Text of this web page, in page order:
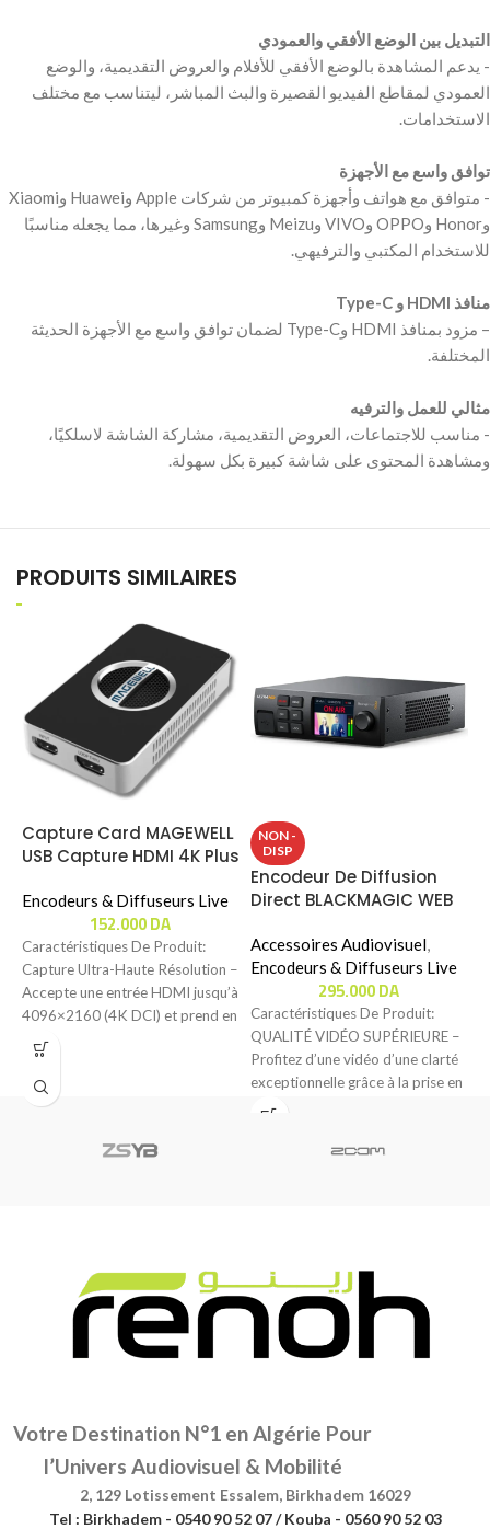
‫التبديل بين الوضع الأفقي والعمودي
‫- يدعم المشاهدة بالوضع الأفقي للأفلام والعروض التقديمية، والوضع
العمودي لمقاطع الفيديو القصيرة والبث المباشر، ليتناسب مع مختلف
‫توافق واسع مع الأجهزة
‫- متوافق مع هواتف وأجهزة كمبيوتر من شركات Apple وHuawei وXiaomi
وHonor وOPPO وVIVO وMeizu وSamsung وغيرها، مما يجعله مناسبًا
– مزود بمنافذ HDMI وType-C لضمان توافق واسع مع الأجهزة الحديثة
‫مثالي للعمل والترفيه
‫- مناسب للاجتماعات، العروض التقديمية، مشاركة الشاشة لاسلكيًا،
PRODUITS SIMILAIRES
Capture Card MAGEWELL
USB Capture HDMI 4K Plus
Encodeurs & Diffuseurs Live
152.000DA
Caractéristiques De Produit:
Capture Ultra-Haute Résolution –
Accepte une entrée HDMI jusqu’à
4096×2160 (4K DCI) et prend en
charge la
NON -
DISP
Encodeur De Diffusion
Direct BLACKMAGIC WEB
Accessoires Audiovisuel,
Encodeurs & Diffuseurs Live
295.000DA
Caractéristiques De Produit:
QUALITÉ VIDÉO SUPÉRIEURE –
Profitez d’une vidéo d’une clarté
exceptionnelle grâce à la prise en
charge jusqu’à
Votre Destination N°1 en Algérie Pour
l’Univers Audiovisuel & Mobilité
2, 129 Lotissement Essalem, Birkhadem 16029
Tel : Birkhadem - 0540 90 52 07 / Kouba - 0560 90 52 03